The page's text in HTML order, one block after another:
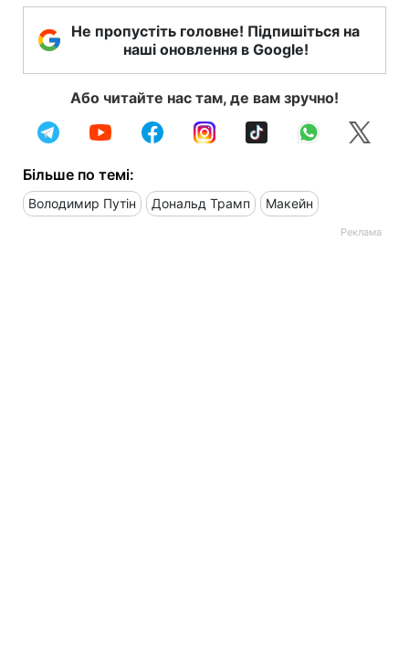
Не пропустіть головне! Підпишіться на
наші оновлення в Google!
Або читайте нас там, де вам зручно!
Більше по темі:
Володимир Путін Дональд Трамп Макейн